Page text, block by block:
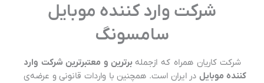
شرکت وارد کننده موبایل
سامسونگ
شرکت کاریان همراه که ازجمله برترین و معتبرترین شرکت وارد
کننده موبایل در ایران است. همچنین با واردات قانونی و عرضه‌ی